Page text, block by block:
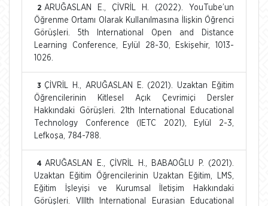
2 ARUĞASLAN E., ÇİVRİL H. (2022). YouTube’un
Öğrenme Ortamı Olarak Kullanılmasına İlişkin Öğrenci
Görüşleri. 5th International Open and Distance
Learning Conference, Eylül 28-30, Eskişehir, 1013-
1026.
3 ÇİVRİL H., ARUĞASLAN E. (2021). Uzaktan Eğitim
Öğrencilerinin Kitlesel Açık Çevrimiçi Dersler
Hakkındaki Görüşleri. 21th International Educational
Technology Conference (IETC 2021), Eylül 2-3,
Lefkoşa, 784-788.
4 ARUĞASLAN E., ÇİVRİL H., BABAOĞLU P. (2021).
Uzaktan Eğitim Öğrencilerinin Uzaktan Eğitim, LMS,
Eğitim İşleyişi ve Kurumsal İletişim Hakkındaki
Görüşleri. VIIIth International Eurasian Educational